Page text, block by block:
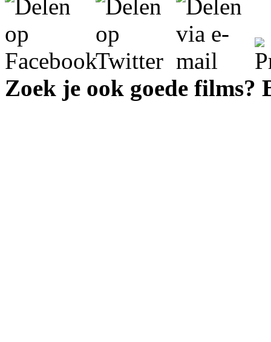
Zoek je ook goede films?